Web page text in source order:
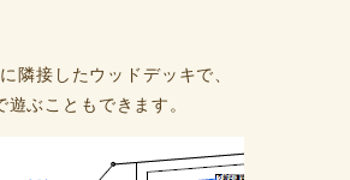
隣接したウッドデッキで、
遊ぶこともできます。